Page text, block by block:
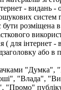
- видань -
систем
розміщена в
( для інтернет
або в
"Думка",
"Влада",
"Промо"